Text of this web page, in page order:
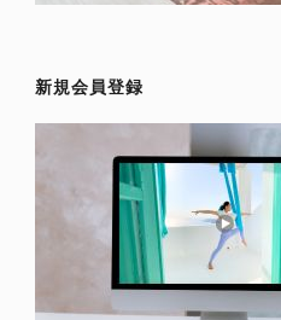
新規会員登録